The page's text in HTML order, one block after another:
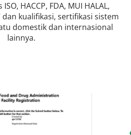
HACCP, FDA, MUI HALAL,
dan kualifikasi, sertifikasi sistem
domestik dan internasional
lainnya.